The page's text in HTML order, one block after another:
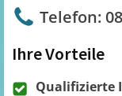
Telefon:
Ihre Vorteile
Qualifizierte